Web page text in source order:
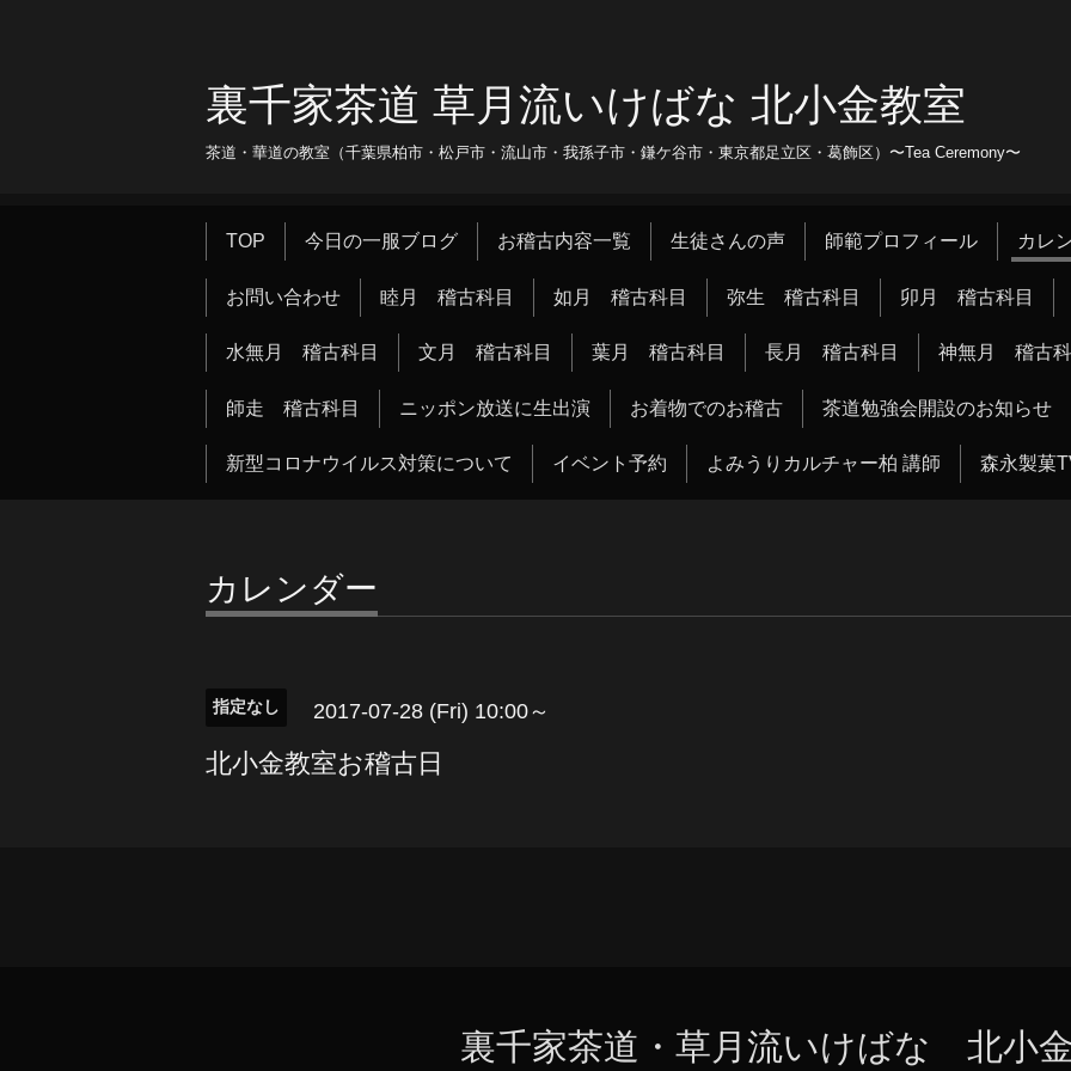
裏千家茶道 草月流いけばな 北小金教室
茶道・華道の教室（千葉県柏市・松戸市・流山市・我孫子市・鎌ケ谷市・東京都足立区・葛飾区）〜Tea Ceremony〜
TOP 今日の一服ブログ お稽古内容一覧 生徒さんの声 師範プロフィール カレ
お問い合わせ 睦月 稽古科目 如月 稽古科目 弥生 稽古科目 卯月 稽古科目
水無月 稽古科目 文月 稽古科目 葉月 稽古科目 長月 稽古科目 神無月 稽古
師走 稽古科目 ニッポン放送に生出演 お着物でのお稽古 茶道勉強会開設のお知らせ
新型コロナウイルス対策について イベント予約 よみうりカルチャー柏 講師 森永製菓
カレンダー
指定なし 2017-07-28 (Fri) 10:00～
北小金教室お稽古日
裏千家茶道・草月流いけばな 北小